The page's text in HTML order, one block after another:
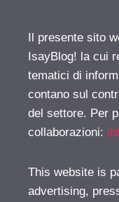
Il presente sito
IsayBlog! la cui
tematici di
contano sul
del settore. Per
collaborazioni:
This website is
advertising,